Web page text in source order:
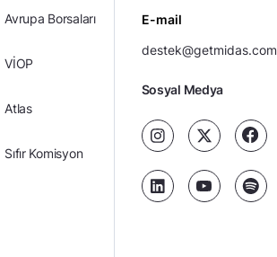
Avrupa Borsaları
VİOP
Atlas
Sıfır Komisyon
E-mail
destek@getmidas.com
Sosyal Medya